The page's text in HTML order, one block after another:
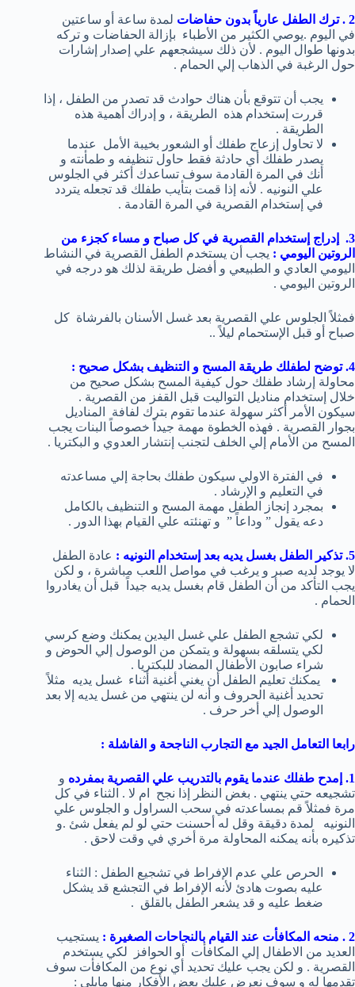
2 . ترك الطفل عارياً بدون حفاضات
لمدة ساعة أو ساعتين
في اليوم .يوصي الكثير من الأطباء بإزالة الحفاضات و تركه
بدونها طوال اليوم . لأن ذلك سيشجعهم علي إصدار إشارات
حول الرغبة في الذهاب إلي الحمام .
يجب أن تتوقع بأن هناك حوادث قد تصدر من الطفل ، إذا
قررت إستخدام هذه الطريقة ، و إدراك أهمية هذه
الطريقة .
لا تحاول إزعاج طفلك أو الشعور بخيبة الأمل عندما
يصدر طفلك أي حادثة فقط حاول تنظيفه و طمأنته و
أنك في المرة القادمة سوف تساعدك أكثر في الجلوس
علي النونيه . لأنه إذا قمت بتأيب طفلك قد تجعله يتردد
في إستخدام القصرية في المرة القادمة .
3. إدراج إستخدام القصرية في كل صباح و مساء كجزء من
الروتين اليومي : يجب أن يستخدم الطفل القصرية في النشاط
اليومي العادي و الطبيعي و أفضل طريقة لذلك هو درجه في
الروتين اليومي .
فمثلاً الجلوس علي القصرية بعد غسل الأسنان بالفرشاة كل
صباح أو قبل الإستحمام ليلاً ..
4. توضح لطفلك طريقة المسح و التنظيف بشكل صحيح :
محاولة إرشاد طفلك حول كيفية المسح بشكل صحيح من
خلال إستخدام مناديل التواليت قبل القفز من القصرية .
سيكون الأمر أكثر سهولة عندما تقوم بترك لفافة المناديل
بجوار القصرية . فهذه الخطوة مهمة جيداً خصوصاً البنات يجب
المسح من الأمام إلي الخلف لتجنب إنتشار العدوي و البكتريا .
في الفترة الاولي سيكون طفلك بحاجة إلي مساعدته
في التعليم و الإرشاد .
بمجرد إنجاز الطفل مهمة المسح و التنظيف بالكامل
دعه يقول ” وداعاً ” و تهنئته علي القيام بهذا الدور .
5. تذكير الطفل بغسل يديه بعد إستخدام النونيه :
عادة الطفل
لا يوجد لديه صبر و يرغب في مواصل اللعب مباشرة ، و لكن
يجب التأكد من أن الطفل قام بغسل يديه جيداً قبل أن يغادروا
الحمام .
لكي تشجع الطفل علي غسل اليدين يمكنك وضع كرسي
لكي يتسلقه بسهولة و يتمكن من الوصول إلي الحوض و
شراء صابون الأطفال المضاد للبكتريا .
يمكنك تعليم الطفل أن يغني أغنية أثناء غسل يديه مثلاً
تحديد أغنية الحروف و أنه لن ينتهي من غسل يديه إلا بعد
الوصول إلي أخر حرف .
رابعا التعامل الجيد مع التجارب الناجحة و الفاشلة :
1. إمدح طفلك عندما يقوم بالتدريب علي القصرية بمفرده
و
تشجيعه حتي ينتهي . بغض النظر إذا نجح ام لا . الثناء في كل
مرة فمثلاً قم بمساعدته في سحب السراول و الجلوس علي
النونيه لمدة دقيقة وقل له أحسنت حتي لو لم يفعل شئ .و
تذكيره بأنه يمكنه المحاولة مرة أخري في وقت لاحق .
الحرص علي عدم الإفراط في تشجيع الطفل : الثناء
عليه بصوت هادئ لأنه الإفراط في التجشع قد يشكل
ضغط عليه و قد يشعر الطفل بالقلق .
2 . منحه المكافأت عند القيام بالنجاحات الصغيرة :
يستجيب
العديد من الاطفال إلي المكافأت أو الحوافز لكي يستخدم
القصرية . و لكن يجب عليك تحديد أي نوع من المكافأت سوف
تقدمها له و سوف نعرض عليك بعض الأفكار منها مايلي :